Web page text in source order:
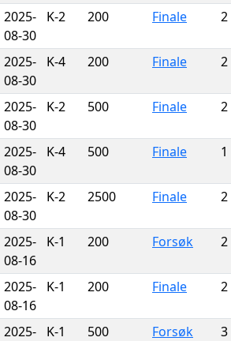
2025-
08-30
K-2 200 Finale 2
2025-
08-30
K-4 200 Finale 2
2025-
08-30
K-2 500 Finale 2
2025-
08-30
K-4 500 Finale 1
2025-
08-30
K-2 2500 Finale 2
2025-
08-16
K-1 200 Forsøk 2
2025-
08-16
K-1 200 Finale 2
2025-
K-1 500 Forsøk 3